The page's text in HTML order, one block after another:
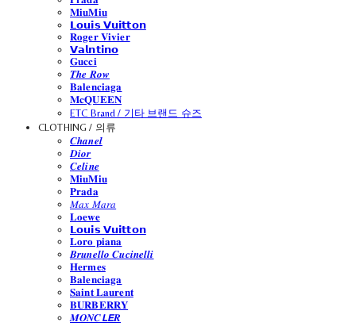
𝐌𝐢𝐮𝐌𝐢𝐮
𝗟𝗼𝘂𝗶𝘀 𝗩𝘂𝗶𝘁𝘁𝗼𝗻
𝐑𝐨𝐠𝐞𝐫 𝐕𝐢𝐯𝐢𝐞𝐫
𝗩𝗮𝗹𝗻𝘁𝗶𝗻𝗼
𝐆𝐮𝐜𝐜𝐢
𝑻𝒉𝒆 𝑹𝒐𝒘
𝐁𝐚𝐥𝐞𝐧𝐜𝐢𝐚𝐠𝐚
𝐌𝐜𝐐𝐔𝐄𝐄𝐍
ETC Brand / 기타 브랜드 슈즈
CLOTHING / 의류
𝑪𝒉𝒂𝒏𝒆𝒍
𝑫𝒊𝒐𝒓
𝑪𝒆𝒍𝒊𝒏𝒆
𝐌𝐢𝐮𝐌𝐢𝐮
𝐏𝐫𝐚𝐝𝐚
𝑀𝑎𝑥 𝑀𝑎𝑟𝑎
𝐋𝐨𝐞𝐰𝐞
𝗟𝗼𝘂𝗶𝘀 𝗩𝘂𝗶𝘁𝘁𝗼𝗻
𝐋𝐨𝐫𝐨 𝐩𝐢𝐚𝐧𝐚
𝑩𝒓𝒖𝒏𝒆𝒍𝒍𝒐 𝑪𝒖𝒄𝒊𝒏𝒆𝒍𝒍𝒊
𝐇𝐞𝐫𝐦𝐞𝐬
𝐁𝐚𝐥𝐞𝐧𝐜𝐢𝐚𝐠𝐚
𝐒𝐚𝐢𝐧𝐭 𝐋𝐚𝐮𝐫𝐞𝐧𝐭
𝐁𝐔𝐑𝐁𝐄𝐑𝐑𝐘
𝑴𝑶𝑵𝑪𝙇𝙀𝑹